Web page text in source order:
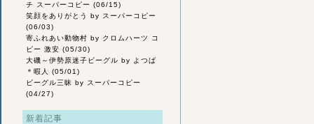
チ スーパーコピー (06/15)
笑顔をありがとう
by スーパーコピー
(06/03)
寄ふれあい動物村 by クロムハーツ コ
ピー 激安 (05/30)
大磯～伊勢原迷子ビーグル by よつば
＊暇人 (05/01)
ビーグル三昧 by スーパーコピー
(04/27)
新着記事